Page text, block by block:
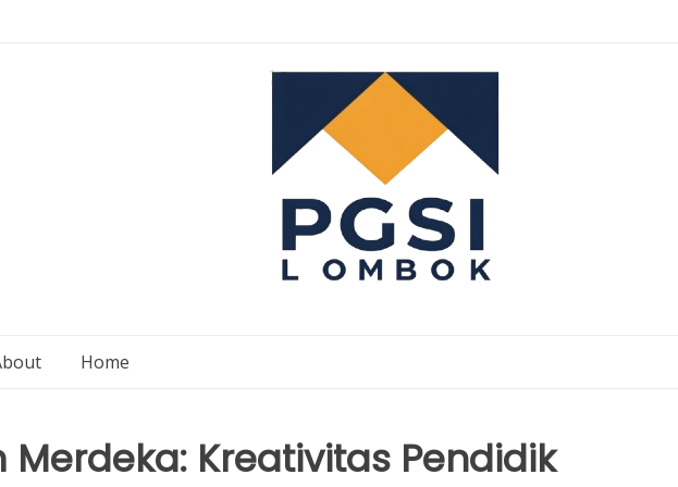
Home
Merdeka: Kreativitas Pendidik